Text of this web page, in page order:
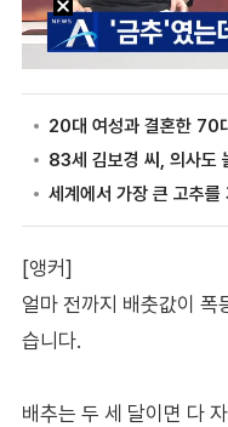
[앵커]
얼마 전까지 배춧값이 폭
습니다.
배추는 두 세 달이면 다